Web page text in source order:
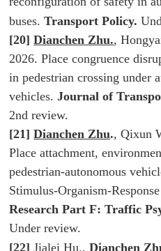
buses.Transport Policy.
[20] Dianchen Zhu.,
2026. Place congruence
in pedestrian crossing under
vehicles.Journal of
2nd review.
[21]Dianchen Zhu., Qixun
Place attachment,
pedestrian-autonomous
Stimulus-Organism-
Research Part F: Traffic
Under review.
[22] Jialei Hu.,Dianchen